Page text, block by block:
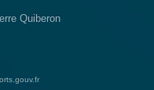
Quiberon